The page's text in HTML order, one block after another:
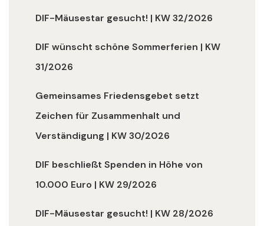
DIF-Mäusestar gesucht! | KW 32/2026
DIF wünscht schöne Sommerferien | KW
31/2026
Gemeinsames Friedensgebet setzt
Zeichen für Zusammenhalt und
Verständigung | KW 30/2026
DIF beschließt Spenden in Höhe von
10.000 Euro | KW 29/2026
DIF-Mäusestar gesucht! | KW 28/2026